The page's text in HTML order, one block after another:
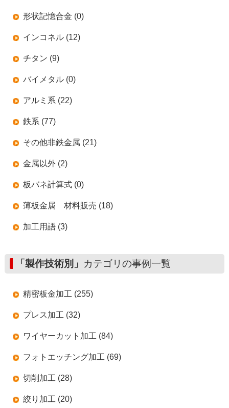
形状記憶合金 (0)
インコネル (12)
チタン (9)
バイメタル (0)
アルミ系 (22)
鉄系 (77)
その他非鉄金属 (21)
金属以外 (2)
板バネ計算式 (0)
薄板金属 材料販売 (18)
加工用語 (3)
「製作技術別」 カテゴリの事例一覧
精密板金加工 (255)
プレス加工 (32)
ワイヤーカット加工 (84)
フォトエッチング加工 (69)
切削加工 (28)
絞り加工 (20)